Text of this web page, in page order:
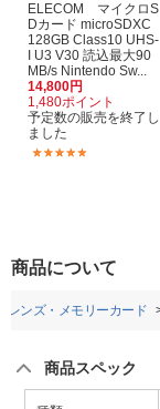
ELECOM マイクロS
Dカード microSDXC
128GB Class10 UHS-
I U3 V30 読込最大90
MB/s Nintendo Sw...
14,800円
1,480ポイント
予定数の販売を終了し
ました
商品について
レンズ・メモリーカード
商品スペック